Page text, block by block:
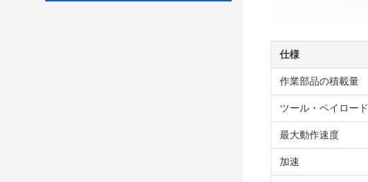
仕様
作業部品の積載量
ツール・ペイロード
最大動作速度
加速